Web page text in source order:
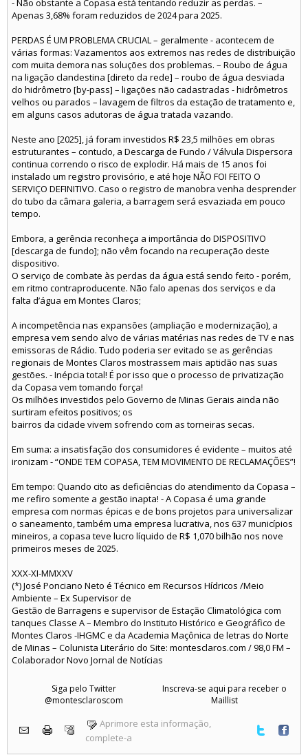
Apenas 3,68% foram reduzidos de 2024 para 2025.
PERDAS É UM PROBLEMA CRUCIAL – geralmente - acontecem de
várias formas: Vazamentos aos extremos nas redes de distribuição
com muita demora nas soluções dos problemas. – Roubo de água
na ligação clandestina [direto da rede] – roubo de água desviada
do hidrômetro [by-pass] – ligações não cadastradas - hidrômetros
velhos ou parados – lavagem de filtros da estação de tratamento e,
em alguns casos adutoras de água tratada vazando.
Neste ano [2025], já foram investidos R$ 23,5 milhões em obras
estruturantes – contudo, a Descarga de Fundo / Válvula Dispersora
continua correndo o risco de explodir. Há mais de 15 anos foi
instalado um registro provisório, e até hoje NÃO FOI FEITO O
SERVIÇO DEFINITIVO. Caso o registro de manobra venha desprender
do tubo da câmara galeria, a barragem será esvaziada em pouco
tempo.
Embora, a gerência reconheça a importância do DISPOSITIVO
[descarga de fundo]; não vêm focando na recuperação deste
dispositivo.
O serviço de combate às perdas da água está sendo feito - porém,
em ritmo contraproducente. Não falo apenas dos serviços e da
falta d’água em Montes Claros;
A incompetência nas expansões (ampliação e modernização), a
empresa vem sendo alvo de várias matérias nas redes de TV e nas
emissoras de Rádio. Tudo poderia ser evitado se as gerências
regionais de Montes Claros mostrassem mais aptidão nas suas
gestões. - Inépcia total! É por isso que o processo de privatização
da Copasa vem tomando força!
Os milhões investidos pelo Governo de Minas Gerais ainda não
surtiram efeitos positivos; os
bairros da cidade vivem sofrendo com as torneiras secas.
Em suma: a insatisfação dos consumidores é evidente – muitos até
ironizam - “ONDE TEM COPASA, TEM MOVIMENTO DE RECLAMAÇÕES”!
Em tempo: Quando cito as deficiências do atendimento da Copasa –
me refiro somente a gestão inapta! - A Copasa é uma grande
empresa com normas épicas e de bons projetos para universalizar
o saneamento, também uma empresa lucrativa, nos 637 municípios
mineiros, a copasa teve lucro líquido de R$ 1,070 bilhão nos nove
primeiros meses de 2025.
XXX-XI-MMXXV
(*) José Ponciano Neto é Técnico em Recursos Hídricos /Meio
Ambiente – Ex Supervisor de
Gestão de Barragens e supervisor de Estação Climatológica com
tanques Classe A – Membro do Instituto Histórico e Geográfico de
Montes Claros -IHGMC e da Academia Maçônica de letras do Norte
de Minas – Colunista Literário do Site: montesclaros.com / 98,0 FM –
Colaborador Novo Jornal de Notícias
Siga pelo Twitter
@montesclaroscom
Inscreva-se aqui para receber o
Maillist
Aprimore esta informação,
complete-a